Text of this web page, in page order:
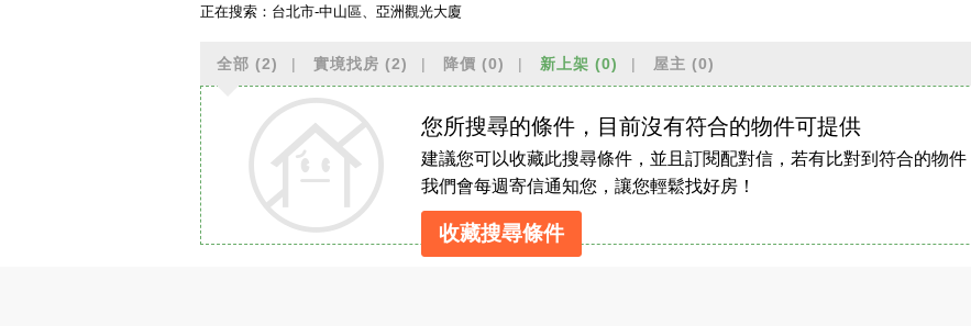
正在搜索： 台北市-中山區、亞洲觀光大廈
全部 (2) 實境找房 (2) 降價 (0) 新上架 (0) 屋主 (0)
您所搜尋的條件，目前沒有符合的物件可提供
建議您可以收藏此搜尋條件，並且訂閱配對信，若有比對到符合的物件
我們會每週寄信通知您，讓您輕鬆找好房！
收藏搜尋條件